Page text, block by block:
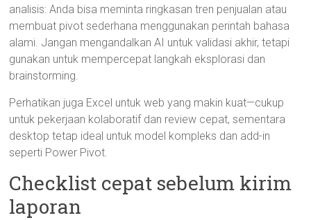
analisis: Anda bisa meminta ringkasan tren penjualan atau
membuat pivot sederhana menggunakan perintah bahasa
alami. Jangan mengandalkan AI untuk validasi akhir, tetapi
gunakan untuk mempercepat langkah eksplorasi dan
brainstorming.
Perhatikan juga Excel untuk web yang makin kuat—cukup
untuk pekerjaan kolaboratif dan review cepat, sementara
desktop tetap ideal untuk model kompleks dan add-in
seperti Power Pivot.
Checklist cepat sebelum kirim
laporan